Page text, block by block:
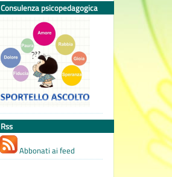
Consulenza psicopedagogica
Rss
Abbonati ai feed